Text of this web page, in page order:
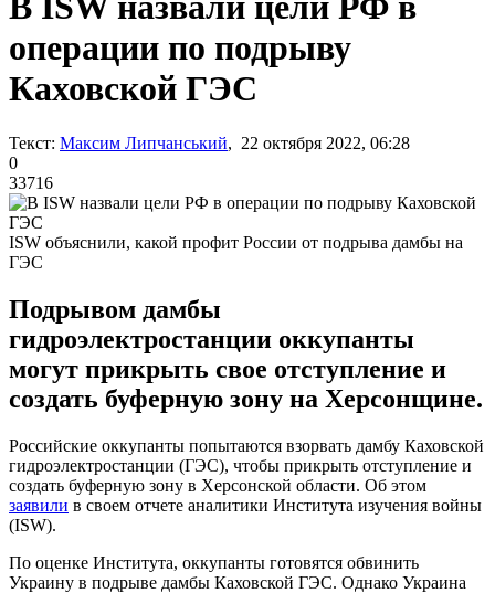
операции по подрыву
Каховской ГЭС
Текст: Максим Липчанський, 22 октября 2022, 06:28
0
33716
ISW объяснили, какой профит России от подрыва дамбы на
ГЭС
Подрывом дамбы
гидроэлектростанции оккупанты
могут прикрыть свое отступление и
создать буферную зону на Херсонщине.
Российские оккупанты попытаются взорвать дамбу Каховской
гидроэлектростанции (ГЭС), чтобы прикрыть отступление и
создать буферную зону в Херсонской области. Об этом
заявили в своем отчете аналитики Института изучения войны
(ISW).
По оценке Института, оккупанты готовятся обвинить
Украину в подрыве дамбы Каховской ГЭС. Однако Украина